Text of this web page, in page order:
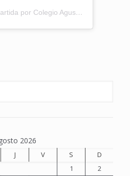
Una publicación compartida por Colegio Agustiniano Tagaste (@colegio_agustiniano_tagaste)
2026
J V S
D
1
2